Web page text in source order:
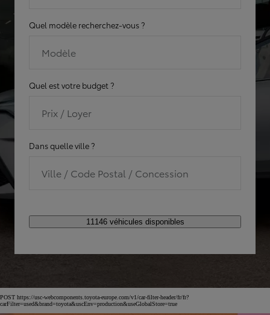
Quel modèle recherchez-vous ?
Modèle
Quel est votre budget ?
Prix / Loyer
Dans quelle ville ?
Ville / Code Postal / Concession
11146 véhicules disponibles
POST https://usc-webcomponents.toyota-europe.com/v1/car-filter-header/fr/fr?
carFilter=used&brand=toyota&uscEnv=production&useGlobalStore=true